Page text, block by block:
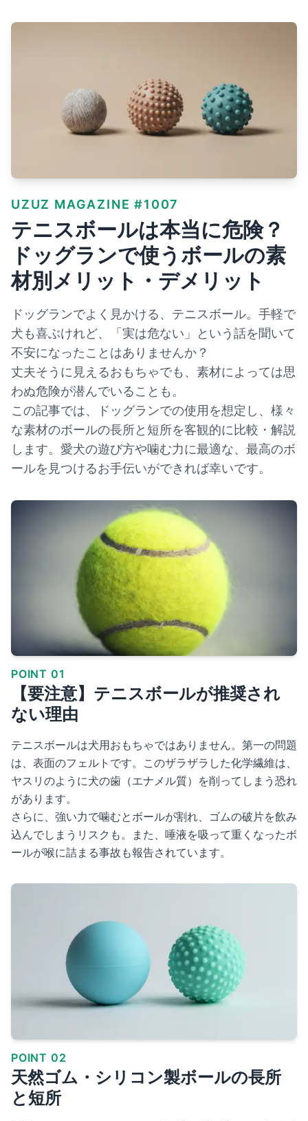
UZUZ MAGAZINE #1007
テニスボールは本当に危険？
ドッグランで使うボールの素
材別メリット・デメリット
ドッグランでよく見かける、テニスボール。手軽で
犬も喜ぶけれど、「実は危ない」という話を聞いて
不安になったことはありませんか？
丈夫そうに見えるおもちゃでも、素材によっては思
わぬ危険が潜んでいることも。
この記事では、ドッグランでの使用を想定し、様々
な素材のボールの長所と短所を客観的に比較・解説
します。愛犬の遊び方や噛む力に最適な、最高のボ
ールを見つけるお手伝いができれば幸いです。
POINT 01
【要注意】テニスボールが推奨され
ない理由
テニスボールは犬用おもちゃではありません。第一の問題
は、表面のフェルトです。このザラザラした化学繊維は、
ヤスリのように犬の歯（エナメル質）を削ってしまう恐れ
があります。
さらに、強い力で噛むとボールが割れ、ゴムの破片を飲み
込んでしまうリスクも。また、唾液を吸って重くなったボ
ールが喉に詰まる事故も報告されています。
POINT 02
天然ゴム・シリコン製ボールの長所
と短所